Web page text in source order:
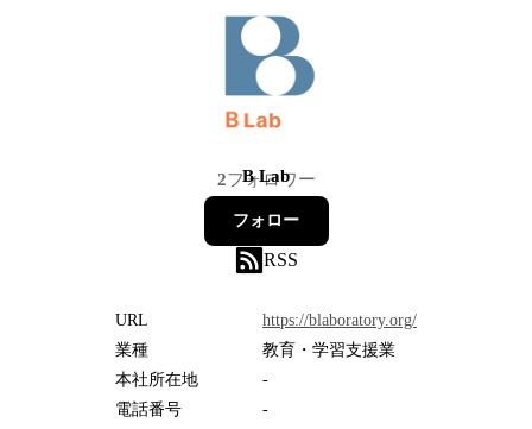
B Lab
2フォロワー
フォロー
RSS
URL
https://blaboratory.org/
業種
教育・学習支援業
本社所在地
-
電話番号
-